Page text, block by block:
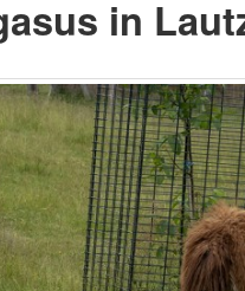
in